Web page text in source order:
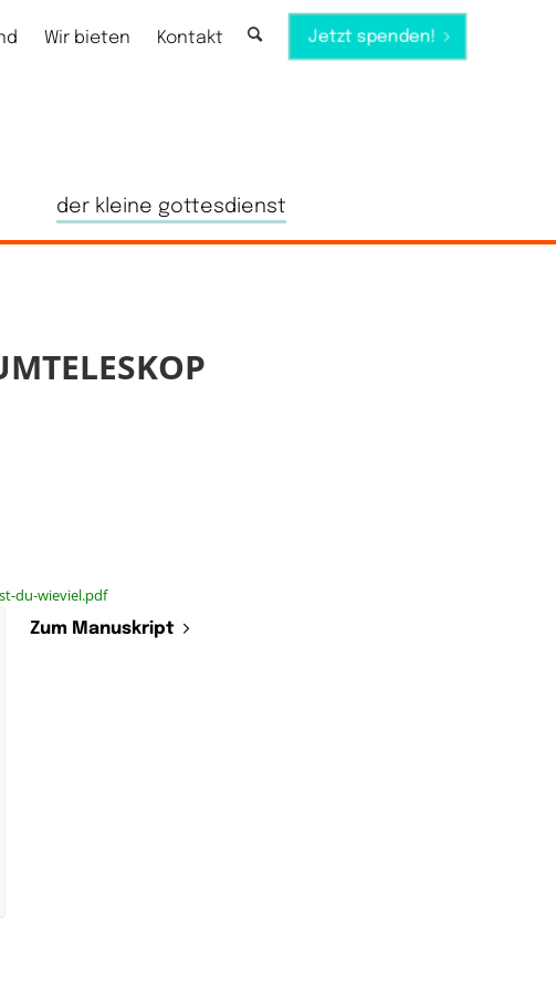
Wir bieten Kontakt Jetzt spenden!
der kleine gottesdienst
du-wieviel.pdf
Zum Manuskript